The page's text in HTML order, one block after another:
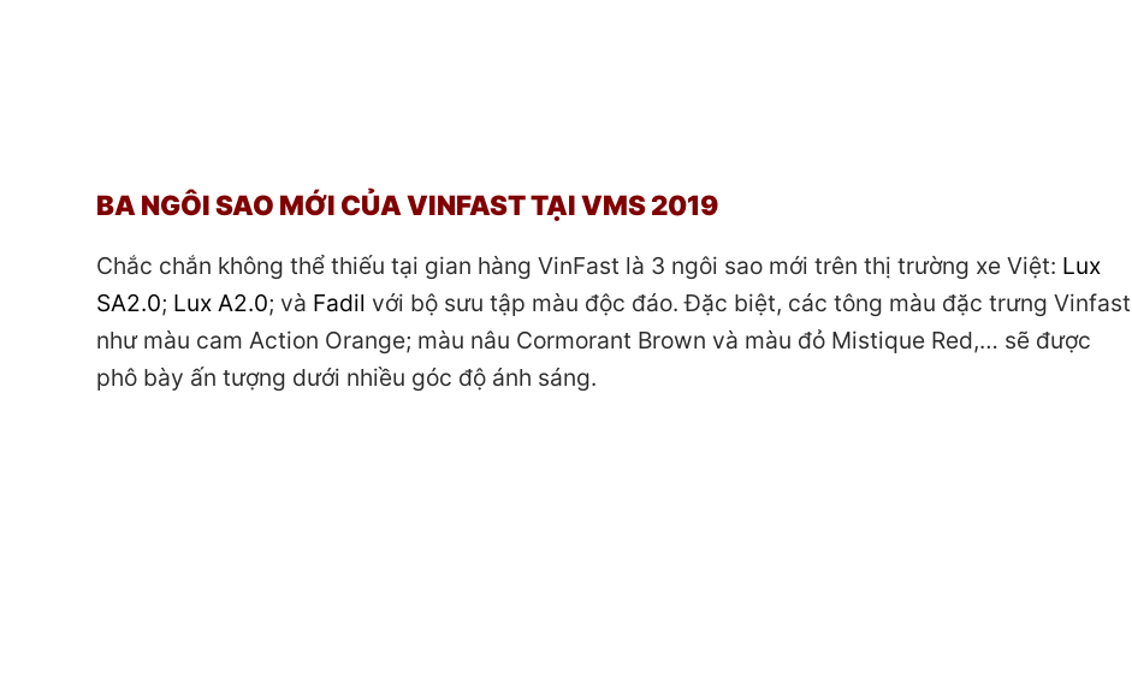
BA NGÔI SAO MỚI CỦA VINFAST TẠI VMS 2019
Chắc chắn không thể thiếu tại gian hàng VinFast là 3 ngôi sao mới trên thị trường xe Việt: Lux
SA2.0; Lux A2.0; và Fadil với bộ sưu tập màu độc đáo. Đặc biệt, các tông màu đặc trưng Vinfast
như màu cam Action Orange; màu nâu Cormorant Brown và màu đỏ Mistique Red,… sẽ được
phô bày ấn tượng dưới nhiều góc độ ánh sáng.